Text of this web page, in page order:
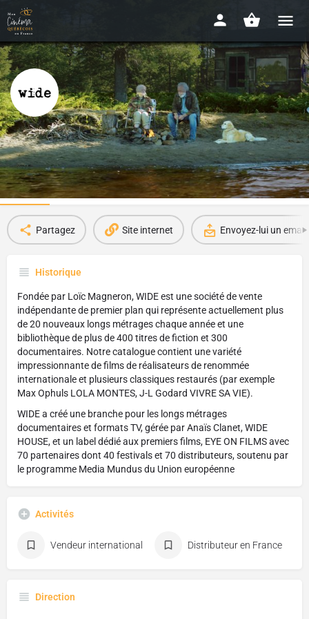
Wide
Depuis 1997
Infos Films sur la plateforme 2
Partagez Site internet Envoyez-lui un email
Historique
Fondée par Loïc Magneron, WIDE est une société de vente
indépendante de premier plan qui représente actuellement plus
de 20 nouveaux longs métrages chaque année et une
bibliothèque de plus de 400 titres de fiction et 300
documentaires. Notre catalogue contient une variété
impressionnante de films de réalisateurs de renommée
internationale et plusieurs classiques restaurés (par exemple
Max Ophuls LOLA MONTES, J-L Godard VIVRE SA VIE).
WIDE a créé une branche pour les longs métrages
documentaires et formats TV, gérée par Anaïs Clanet, WIDE
HOUSE, et un label dédié aux premiers films, EYE ON FILMS avec
70 partenaires dont 40 festivals et 70 distributeurs, soutenu par
le programme Media Mundus du Union européenne
Activités
Vendeur international Distributeur en France
Direction